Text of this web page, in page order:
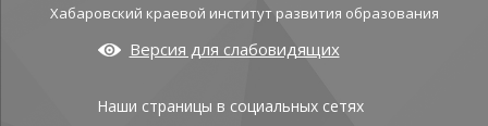
Хабаровский краевой институт развития образования
Версия для слабовидящих
Наши страницы в социальных сетях